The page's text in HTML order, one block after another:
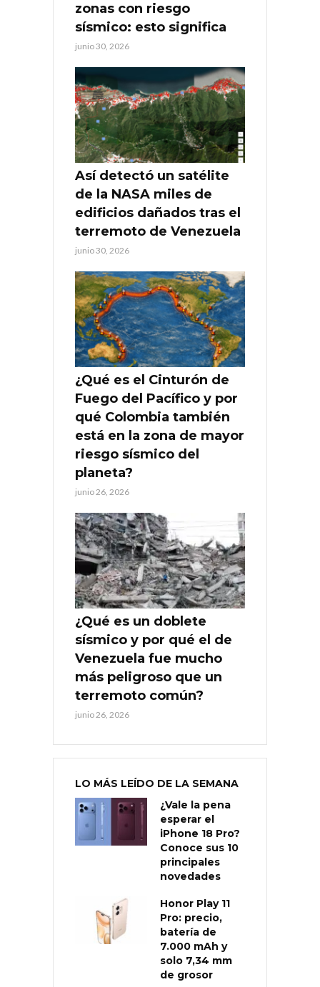
zonas con riesgo
sísmico: esto significa
junio 30, 2026
Así detectó un satélite
de la NASA miles de
edificios dañados tras el
terremoto de Venezuela
junio 30, 2026
¿Qué es el Cinturón de
Fuego del Pacífico y por
qué Colombia también
está en la zona de mayor
riesgo sísmico del
planeta?
junio 26, 2026
¿Qué es un doblete
sísmico y por qué el de
Venezuela fue mucho
más peligroso que un
terremoto común?
junio 26, 2026
LO MÁS LEÍDO DE LA SEMANA
¿Vale la pena
esperar el
iPhone 18 Pro?
Conoce sus 10
principales
novedades
Honor Play 11
Pro: precio,
batería de
7.000 mAh y
solo 7,34 mm
de grosor